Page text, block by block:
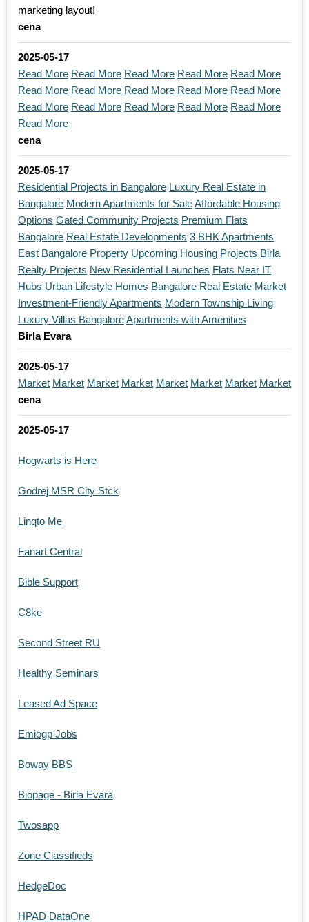
marketing layout!
cena
2025-05-17
Read More Read More Read More Read More Read More
Read More Read More Read More Read More Read More
Read More Read More Read More Read More Read More
Read More
cena
2025-05-17
Residential Projects in Bangalore Luxury Real Estate in
Bangalore Modern Apartments for SaleAffordable Housing
Options Gated Community Projects Premium Flats
Bangalore Real Estate Developments 3 BHK Apartments
East Bangalore Property Upcoming Housing Projects Birla
Realty Projects New Residential Launches Flats Near IT
Hubs Urban Lifestyle Homes Bangalore Real Estate Market
Investment-Friendly Apartments Modern Township Living
Luxury Villas BangaloreApartments with Amenities
Birla Evara
2025-05-17
Market Market Market Market Market Market Market Market
cena
2025-05-17
Hogwarts is Here
Godrej MSR City Stck
Linqto Me
Fanart Central
Bible Support
C8ke
Second Street RU
Healthy Seminars
Leased Ad Space
Emiogp Jobs
Boway BBS
Biopage - Birla Evara
Twosapp
Zone Classifieds
HedgeDoc
HPAD DataOne